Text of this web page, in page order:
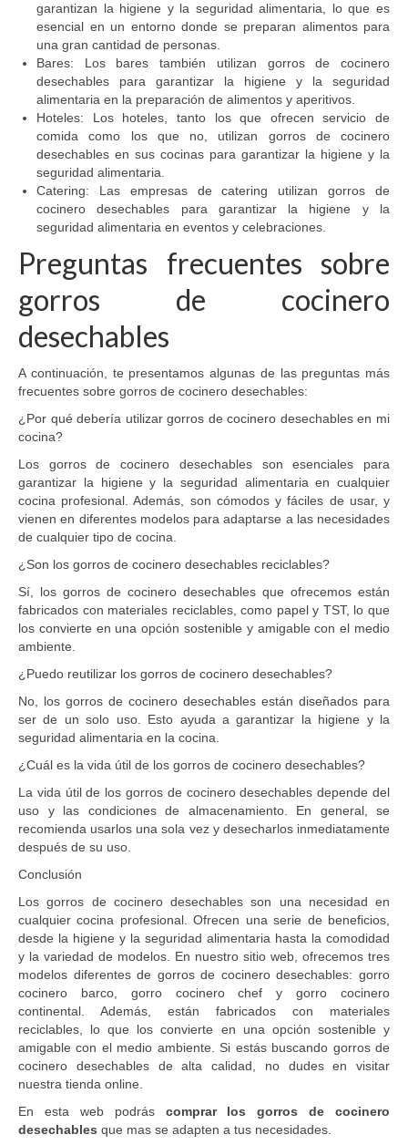
garantizan la higiene y la seguridad alimentaria, lo que es
esencial en un entorno donde se preparan alimentos para
una gran cantidad de personas.
Bares: Los bares también utilizan gorros de cocinero
desechables para garantizar la higiene y la seguridad
alimentaria en la preparación de alimentos y aperitivos.
Hoteles: Los hoteles, tanto los que ofrecen servicio de
comida como los que no, utilizan gorros de cocinero
desechables en sus cocinas para garantizar la higiene y la
seguridad alimentaria.
Catering: Las empresas de catering utilizan gorros de
cocinero desechables para garantizar la higiene y la
seguridad alimentaria en eventos y celebraciones.
Preguntas frecuentes sobre
gorros de cocinero
desechables
A continuación, te presentamos algunas de las preguntas más
frecuentes sobre gorros de cocinero desechables:
¿Por qué debería utilizar gorros de cocinero desechables en mi
cocina?
Los gorros de cocinero desechables son esenciales para
garantizar la higiene y la seguridad alimentaria en cualquier
cocina profesional. Además, son cómodos y fáciles de usar, y
vienen en diferentes modelos para adaptarse a las necesidades
de cualquier tipo de cocina.
¿Son los gorros de cocinero desechables reciclables?
Sí, los gorros de cocinero desechables que ofrecemos están
fabricados con materiales reciclables, como papel y TST, lo que
los convierte en una opción sostenible y amigable con el medio
ambiente.
¿Puedo reutilizar los gorros de cocinero desechables?
No, los gorros de cocinero desechables están diseñados para
ser de un solo uso. Esto ayuda a garantizar la higiene y la
seguridad alimentaria en la cocina.
¿Cuál es la vida útil de los gorros de cocinero desechables?
La vida útil de los gorros de cocinero desechables depende del
uso y las condiciones de almacenamiento. En general, se
recomienda usarlos una sola vez y desecharlos inmediatamente
después de su uso.
Conclusión
Los gorros de cocinero desechables son una necesidad en
cualquier cocina profesional. Ofrecen una serie de beneficios,
desde la higiene y la seguridad alimentaria hasta la comodidad
y la variedad de modelos. En nuestro sitio web, ofrecemos tres
modelos diferentes de gorros de cocinero desechables: gorro
cocinero barco, gorro cocinero chef y gorro cocinero
continental. Además, están fabricados con materiales
reciclables, lo que los convierte en una opción sostenible y
amigable con el medio ambiente. Si estás buscando gorros de
cocinero desechables de alta calidad, no dudes en visitar
nuestra tienda online.
En esta web podrás comprar los gorros de cocinero
desechables que mas se adapten a tus necesidades.